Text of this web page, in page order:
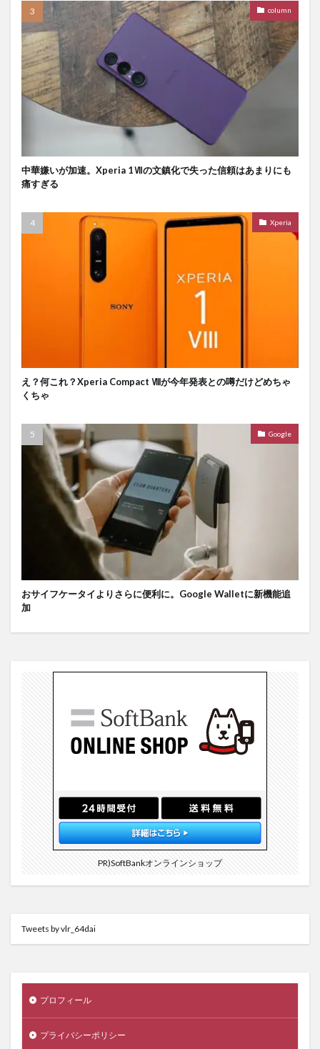
column
中華嫌いが加速。Xperia 1Ⅶの文鎮化で失った信頼はあまりにも
痛すぎる
Xperia
え？何これ？Xperia Compact Ⅷが今年発表との噂だけどめちゃ
くちゃ
Google
おサイフケータイよりさらに便利に。Google Walletに新機能追
加
PR)SoftBankオンラインショップ
Tweets by vlr_64dai
プロフィール
プライバシーポリシー